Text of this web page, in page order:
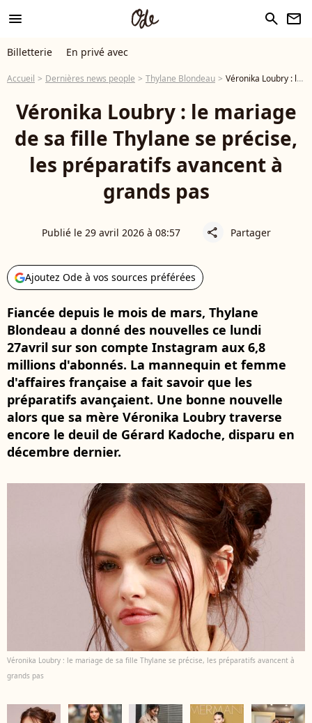
menu search newsletter
Billetterie En privé avec
Accueil Dernières news people Thylane Blondeau Véronika Loubry : le mariage de sa fille Thylane se précise, les préparatifs avancent à grands pas
Véronika Loubry : le mariage
de sa fille Thylane se précise,
les préparatifs avancent à
grands pas
Publié le 29 avril 2026 à 08:57 share Partager
Ajoutez Ode à vos sources préférées
Fiancée depuis le mois de mars, Thylane
Blondeau a donné des nouvelles ce lundi
27avril sur son compte Instagram aux 6,8
millions d'abonnés. La mannequin et femme
d'affaires française a fait savoir que les
préparatifs avançaient. Une bonne nouvelle
alors que sa mère Véronika Loubry traverse
encore le deuil de Gérard Kadoche, disparu en
décembre dernier.
Véronika Loubry : le mariage de sa fille Thylane se précise, les préparatifs avancent à
grands pas